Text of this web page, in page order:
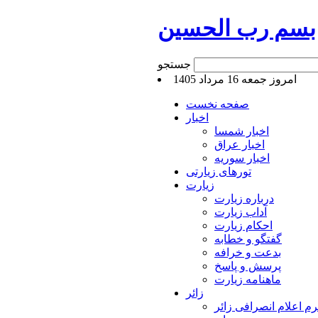
بسم رب الحسین
امروز جمعه 16 مرداد 1405
صفحه نخست
اخبار
اخبار شمسا
اخبار عراق
اخبار سوریه
تورهای زیارتی
زیارت
درباره زیارت
آداب زیارت
احکام زیارت
گفتگو و خطابه
بدعت و خرافه
پرسش و پاسخ
ماهنامه زیارت
زائر
اعلام انصرافی زائر